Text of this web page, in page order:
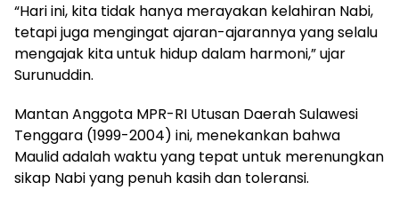
“Hari ini, kita tidak hanya merayakan kelahiran Nabi,
tetapi juga mengingat ajaran-ajarannya yang selalu
mengajak kita untuk hidup dalam harmoni,” ujar
Surunuddin.
Mantan Anggota MPR-RI Utusan Daerah Sulawesi
Tenggara (1999-2004) ini, menekankan bahwa
Maulid adalah waktu yang tepat untuk merenungkan
sikap Nabi yang penuh kasih dan toleransi.